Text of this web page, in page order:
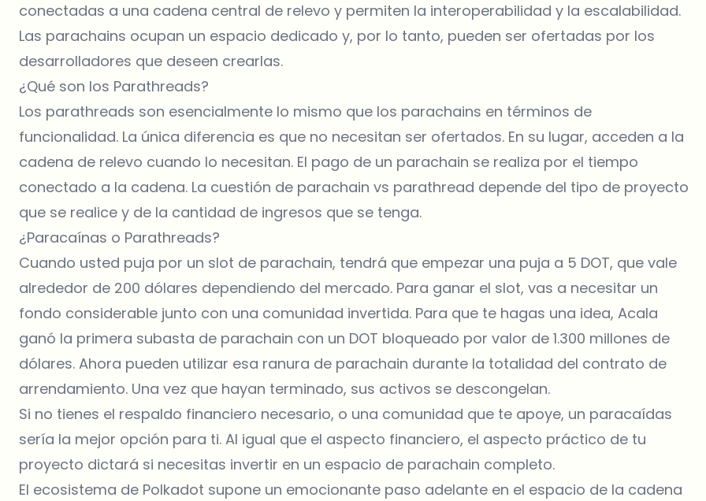
conectadas a una cadena central de relevo y permiten la interoperabilidad y la escalabilidad.
Las parachains ocupan un espacio dedicado y, por lo tanto, pueden ser ofertadas por los
desarrolladores que deseen crearlas.
¿Qué son los Parathreads?
Los parathreads son esencialmente lo mismo que los parachains en términos de
funcionalidad. La única diferencia es que no necesitan ser ofertados. En su lugar, acceden a la
cadena de relevo cuando lo necesitan. El pago de un parachain se realiza por el tiempo
conectado a la cadena. La cuestión de parachain vs parathread depende del tipo de proyecto
que se realice y de la cantidad de ingresos que se tenga.
¿Paracaínas o Parathreads?
Cuando usted puja por un slot de parachain, tendrá que empezar una puja a 5 DOT, que vale
alrededor de 200 dólares dependiendo del mercado. Para ganar el slot, vas a necesitar un
fondo considerable junto con una comunidad invertida. Para que te hagas una idea, Acala
ganó la primera subasta de parachain con un DOT bloqueado por valor de 1.300 millones de
dólares. Ahora pueden utilizar esa ranura de parachain durante la totalidad del contrato de
arrendamiento. Una vez que hayan terminado, sus activos se descongelan.
Si no tienes el respaldo financiero necesario, o una comunidad que te apoye, un paracaídas
sería la mejor opción para ti. Al igual que el aspecto financiero, el aspecto práctico de tu
proyecto dictará si necesitas invertir en un espacio de parachain completo.
El ecosistema de Polkadot supone un emocionante paso adelante en el espacio de la cadena